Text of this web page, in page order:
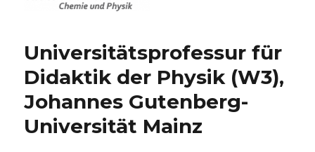
Universitätsprofessur für
Didaktik der Physik (W3),
Johannes Gutenberg-
Universität Mainz